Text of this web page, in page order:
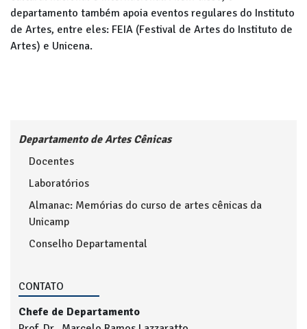
departamento também apoia eventos regulares do Instituto
de Artes, entre eles: FEIA (Festival de Artes do Instituto de
Artes) e Unicena.
Departamento de Artes Cênicas
Docentes
Laboratórios
Almanac: Memórias do curso de artes cênicas da
Unicamp
Conselho Departamental
CONTATO
Chefe de Departamento